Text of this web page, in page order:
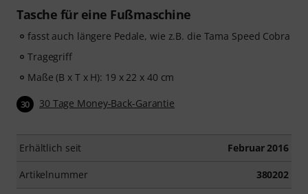
Tasche für eine Fußmaschine
fasst auch längere Pedale, wie z.B. die Tama Speed Cobra
Tragegriff
Maße (B x T x H): 19 x 22 x 40 cm
30 30 Tage Money-Back-Garantie
Erhältlich seit Februar 2016
Artikelnummer 380202